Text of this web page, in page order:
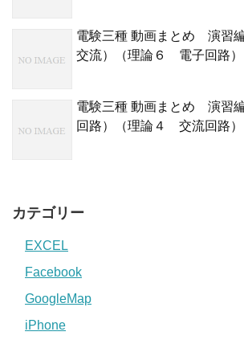
電験三種 動画まとめ 演習
交流）（理論６ 電子回路）
電験三種 動画まとめ 演習
回路）（理論４ 交流回路）
カテゴリー
EXCEL
Facebook
GoogleMap
iPhone